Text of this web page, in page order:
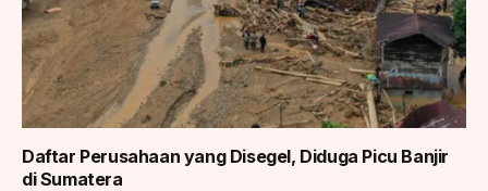
Daftar Perusahaan yang Disegel, Diduga Picu Banjir
di Sumatera